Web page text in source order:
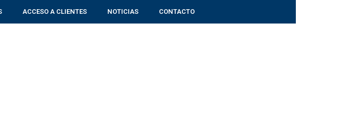
ACCESO A CLIENTES NOTICIAS CONTACTO